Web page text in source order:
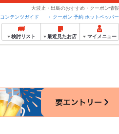
大波止・出島のおすすめ・クーポン情報
クーポン 予約 ホットペッパー
コンテンツガイド
検討リスト 最近見たお店 マイメニュー